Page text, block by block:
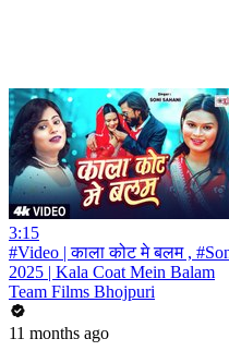
3:15
#Video | काला कोट मे बलम ,
2025 | Kala Coat Mein Balam
Team Films Bhojpuri
11 months ago